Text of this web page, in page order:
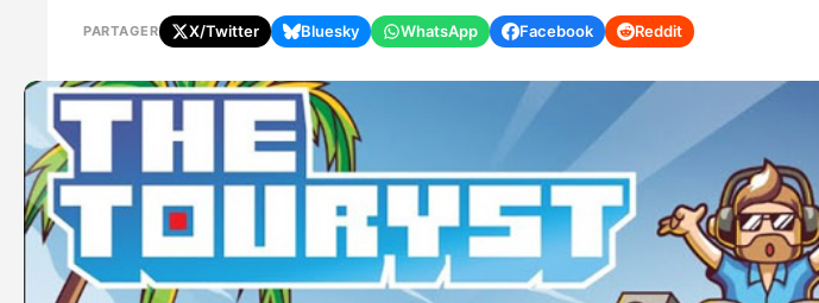
PARTAGER X/Twitter Bluesky WhatsApp Facebook Reddit